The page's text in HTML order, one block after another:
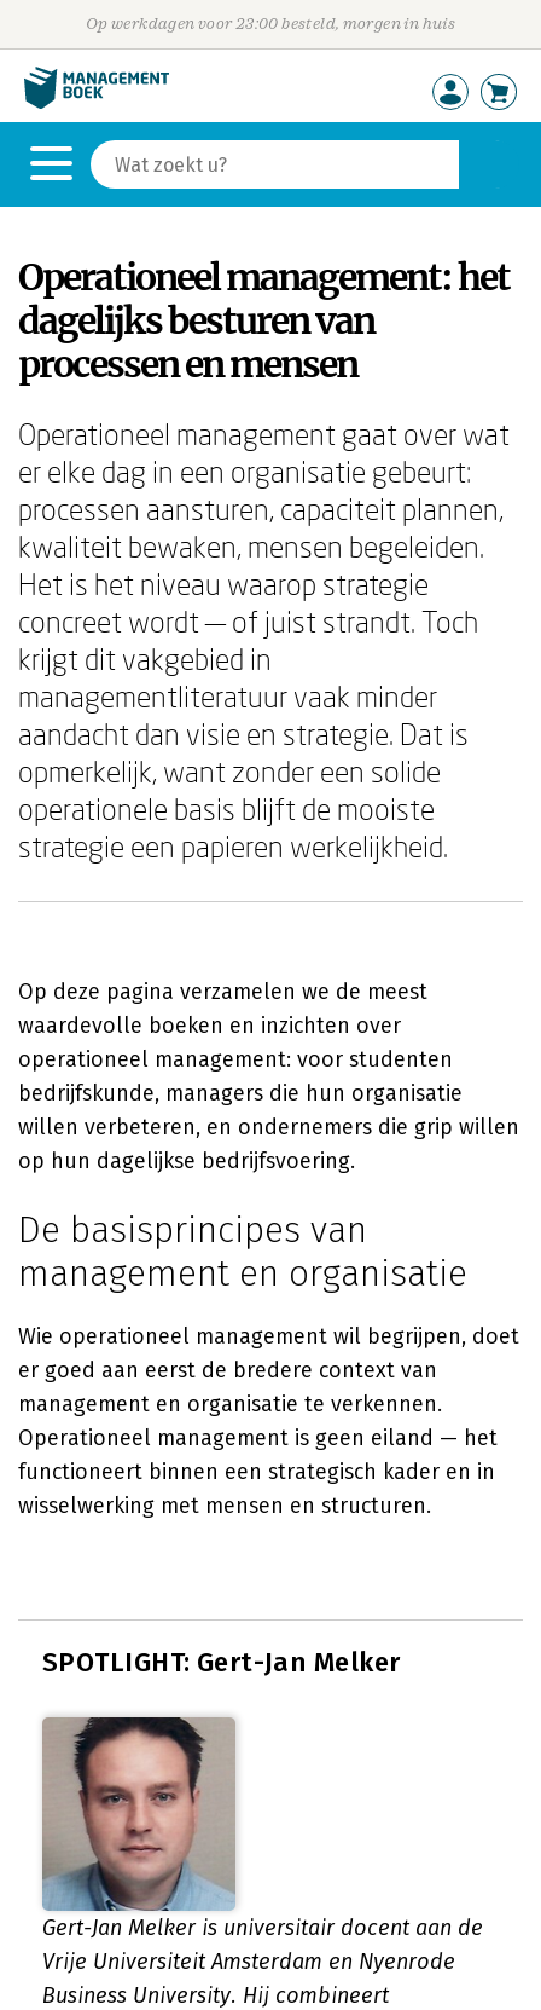
Op werkdagen voor 23:00 besteld, morgen in huis
Operationeel management: het
dagelijks besturen van
processen en mensen
Operationeel management gaat over wat
er elke dag in een organisatie gebeurt:
processen aansturen, capaciteit plannen,
kwaliteit bewaken, mensen begeleiden.
Het is het niveau waarop strategie
concreet wordt — of juist strandt. Toch
krijgt dit vakgebied in
managementliteratuur vaak minder
aandacht dan visie en strategie. Dat is
opmerkelijk, want zonder een solide
operationele basis blijft de mooiste
strategie een papieren werkelijkheid.
Op deze pagina verzamelen we de meest
waardevolle boeken en inzichten over
operationeel management: voor studenten
bedrijfskunde, managers die hun organisatie
willen verbeteren, en ondernemers die grip willen
op hun dagelijkse bedrijfsvoering.
De basisprincipes van
management en organisatie
Wie operationeel management wil begrijpen, doet
er goed aan eerst de bredere context van
management en organisatie te verkennen.
Operationeel management is geen eiland — het
functioneert binnen een strategisch kader en in
wisselwerking met mensen en structuren.
SPOTLIGHT: Gert-Jan Melker
Gert-Jan Melker is universitair docent aan de
Vrije Universiteit Amsterdam en Nyenrode
Business University. Hij combineert